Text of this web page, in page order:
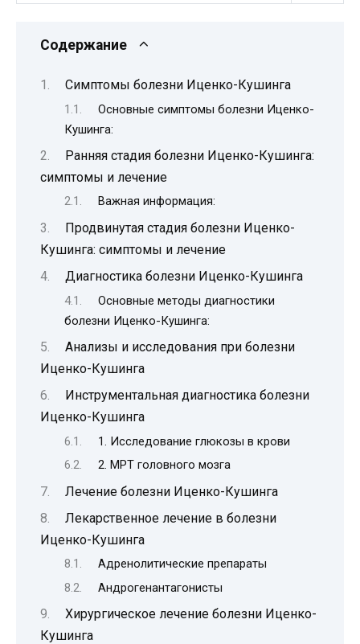
Содержание
Симптомы болезни Иценко-Кушинга
Основные симптомы болезни Иценко-
Кушинга:
Ранняя стадия болезни Иценко-Кушинга:
симптомы и лечение
Важная информация:
Продвинутая стадия болезни Иценко-
Кушинга: симптомы и лечение
Диагностика болезни Иценко-Кушинга
Основные методы диагностики
болезни Иценко-Кушинга:
Анализы и исследования при болезни
Иценко-Кушинга
Инструментальная диагностика болезни
Иценко-Кушинга
1. Исследование глюкозы в крови
2. МРТ головного мозга
Лечение болезни Иценко-Кушинга
Лекарственное лечение в болезни
Иценко-Кушинга
Адренолитические препараты
Андрогенантагонисты
Хирургическое лечение болезни Иценко-
Кушинга